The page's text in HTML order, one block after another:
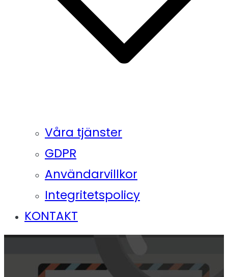
Våra tjänster
GDPR
Användarvillkor
Integritetspolicy
KONTAKT